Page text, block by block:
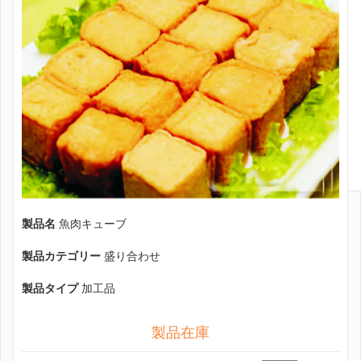
製品名 魚肉キューブ
製品カテゴリー 盛り合わせ
製品タイプ加工品
製品在庫